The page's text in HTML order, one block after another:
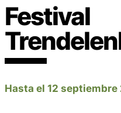
Festival
Hasta el 12 septiembre